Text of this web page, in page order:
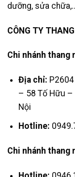
dưỡng, sửa
CÔNG TY
Chi nhánh thang
Địa chỉ:
– 58 Tố Hữu –
Nội
Hotline:
Chi nhánh thang